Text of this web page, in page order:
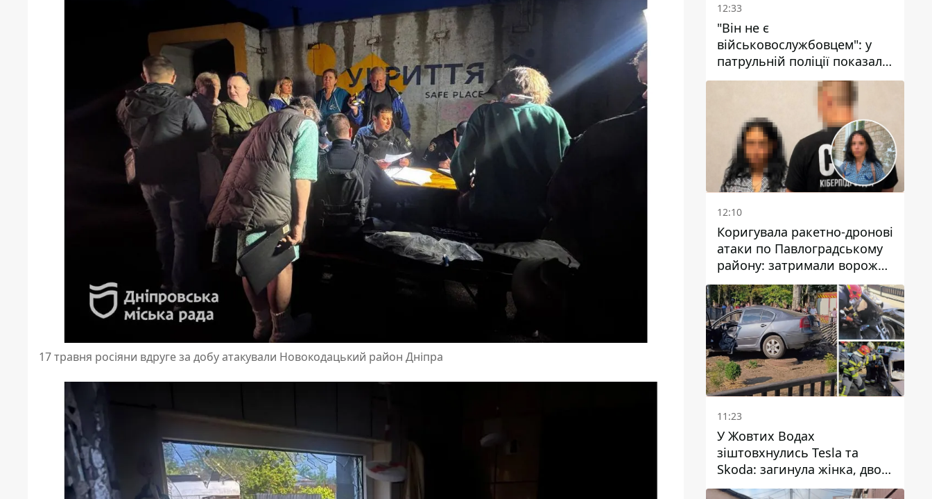
17 травня росіяни вдруге за добу атакували Новокодацький район Дніпра
12:33
"Він не є
військовослужбовцем": у
патрульній поліції показали
відео конфлікту з чоловіком
без ноги на проспекті Поля
12:10
Коригувала ракетно-дронові
атаки по Павлоградському
району: затримали ворожу
агентку
11:23
У Жовтих Водах
зіштовхнулись Tesla та
Skoda: загинула жінка, двоє
людей постраждали